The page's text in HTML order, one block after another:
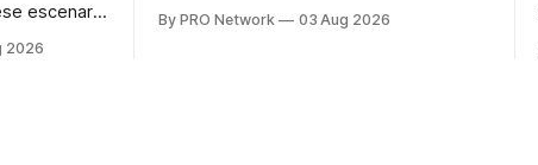
escenario
capaz
2026
marketing no funciona". Sin embargo,
By PRO Network 03 Aug 2026